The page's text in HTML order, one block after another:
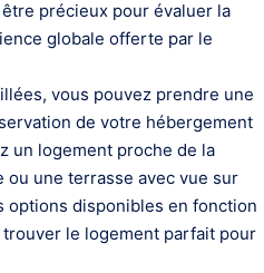
précieux pour évaluer la
globale offerte par le
vous pouvez prendre une
de votre hébergement
un logement proche de la
ou une terrasse avec vue sur
options disponibles en fonction
le logement parfait pour